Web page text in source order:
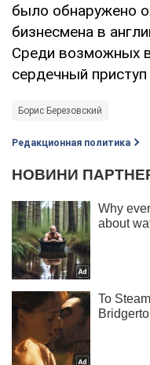
было обнаружено
бизнесмена в
Среди возможных
сердечный приступ
Борис Березовский
Редакционная политика